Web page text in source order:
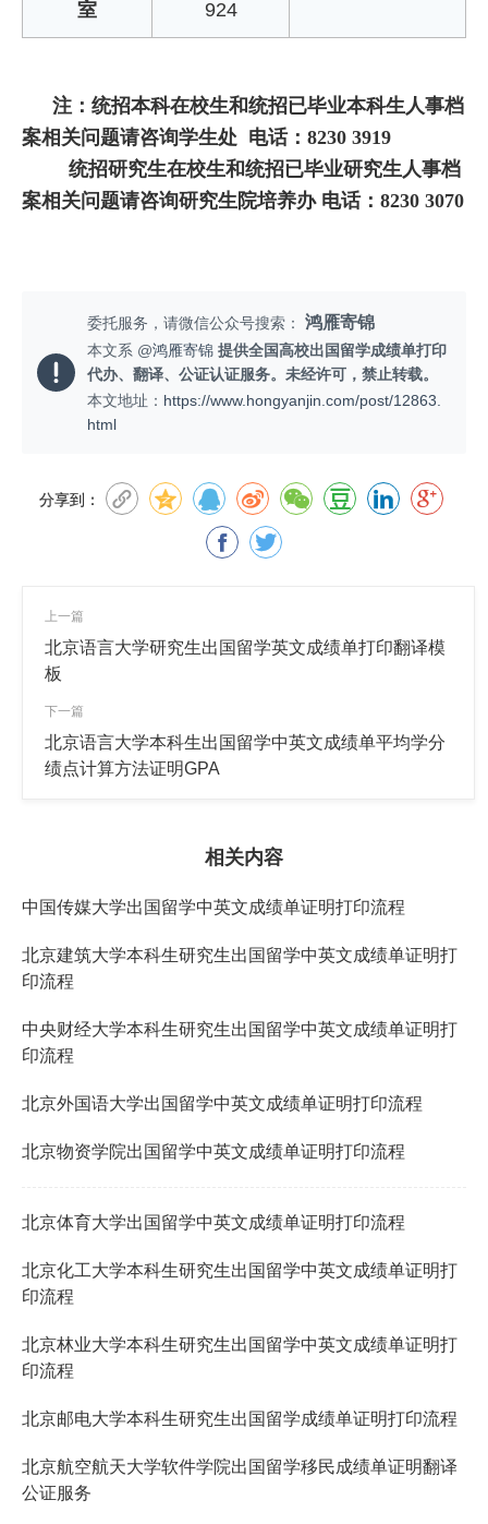
室
924
注：统招本科在校生和统招已毕业本科生人事档
案相关问题请咨询学生处 电话：8230 3919
统招研究生在校生和统招已毕业研究生人事档
案相关问题请咨询研究生院培养办 电话：8230 3070
委托服务，请微信公众号搜索： 鸿雁寄锦
本文系 @鸿雁寄锦 提供全国高校出国留学成绩单打印
代办、翻译、公证认证服务。未经许可，禁止转载。
本文地址： https://www.hongyanjin.com/post/12863.
html
分享到：
上一篇
北京语言大学研究生出国留学英文成绩单打印翻译模
板
下一篇
北京语言大学本科生出国留学中英文成绩单平均学分
绩点计算方法证明GPA
相关内容
中国传媒大学出国留学中英文成绩单证明打印流程
北京建筑大学本科生研究生出国留学中英文成绩单证明打
印流程
中央财经大学本科生研究生出国留学中英文成绩单证明打
印流程
北京外国语大学出国留学中英文成绩单证明打印流程
北京物资学院出国留学中英文成绩单证明打印流程
北京体育大学出国留学中英文成绩单证明打印流程
北京化工大学本科生研究生出国留学中英文成绩单证明打
印流程
北京林业大学本科生研究生出国留学中英文成绩单证明打
印流程
北京邮电大学本科生研究生出国留学成绩单证明打印流程
北京航空航天大学软件学院出国留学移民成绩单证明翻译
公证服务